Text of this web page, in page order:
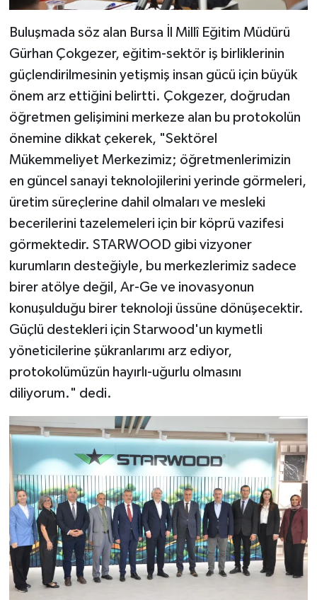
Buluşmada söz alan Bursa İl Millî Eğitim Müdürü
Gürhan Çokgezer, eğitim-sektör iş birliklerinin
güçlendirilmesinin yetişmiş insan gücü için büyük
önem arz ettiğini belirtti. Çokgezer, doğrudan
öğretmen gelişimini merkeze alan bu protokolün
önemine dikkat çekerek, "Sektörel
Mükemmeliyet Merkezimiz; öğretmenlerimizin
en güncel sanayi teknolojilerini yerinde görmeleri,
üretim süreçlerine dahil olmaları ve mesleki
becerilerini tazelemeleri için bir köprü vazifesi
görmektedir. STARWOOD gibi vizyoner
kurumların desteğiyle, bu merkezlerimiz sadece
birer atölye değil, Ar-Ge ve inovasyonun
konuşulduğu birer teknoloji üssüne dönüşecektir.
Güçlü destekleri için Starwood'un kıymetli
yöneticilerine şükranlarımı arz ediyor,
protokolümüzün hayırlı-uğurlu olmasını
diliyorum." dedi.